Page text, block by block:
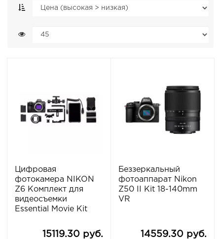
Цифровая
фотокамера NIKON
Z6 Комплект для
видеосъемки
Essential Movie Kit
15119.30 руб.
Беззеркальный
фотоаппарат Nikon
Z50 II Kit 18-140mm
VR
14559.30 руб.